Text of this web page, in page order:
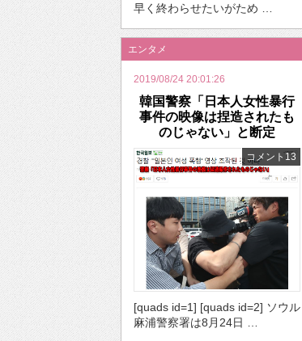
早く終わらせたいがため …
エンタメ
2019/08/24 20:01:26
韓国警察「日本人女性暴行
事件の映像は捏造されたも
のじゃない」と断定
コメント13
[quads id=1] [quads id=2] ソウル
麻浦警察署は8月24日 …